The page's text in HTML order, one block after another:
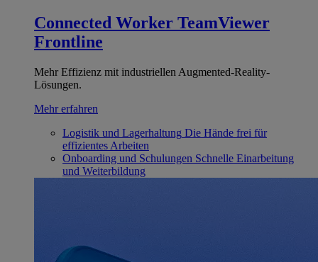
Connected Worker TeamViewer
Frontline
Mehr Effizienz mit industriellen Augmented-Reality-
Lösungen.
Mehr erfahren
Logistik und Lagerhaltung Die Hände frei für
effizientes Arbeiten
Onboarding und Schulungen Schnelle Einarbeitung
und Weiterbildung